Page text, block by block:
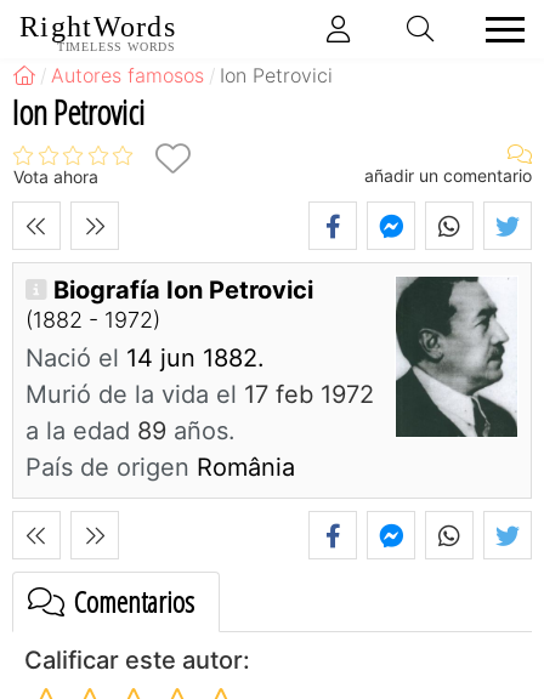
RightWords
TIMELESS WORDS
Autores famosos Ion Petrovici
Ion Petrovici
Vota ahora añadir un comentario
Biografía Ion Petrovici
(1882 - 1972)
Nació el 14 jun 1882.
Murió de la vida el 17 feb 1972
a la edad 89 años.
País de origen România
Comentarios
Calificar este autor: